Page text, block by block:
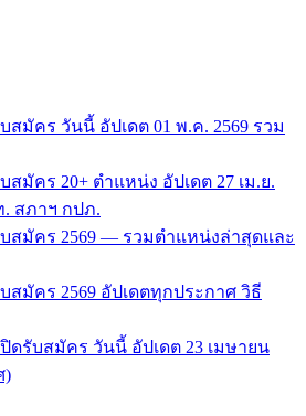
สมัคร วันนี้ อัปเดต 01 พ.ค. 2569 รวม
สมัคร 20+ ตำแหน่ง อัปเดต 27 เม.ย.
สภาฯ กปภ.
สมัคร 2569 — รวมตำแหน่งล่าสุดและ
สมัคร 2569 อัปเดตทุกประกาศ วิธี
ดรับสมัคร วันนี้ อัปเดต 23 เมษายน
)